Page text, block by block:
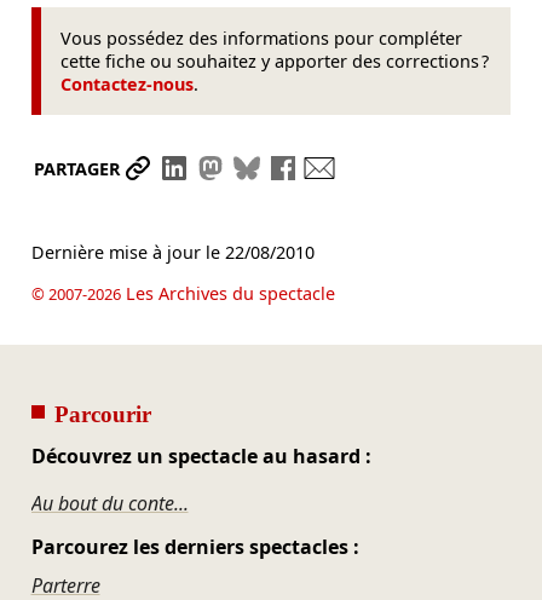
Vous possédez des informations pour compléter
cette fiche ou souhaitez y apporter des corrections ?
Contactez-nous.
PARTAGER Partager le lien
Partager sur LinkedIn
Partager sur Mastodon
Partager sur Bluesky
Partager sur Facebook
Dernière mise à jour le 22/08/2010
© 2007-2026Les Archives du spectacle
Parcourir
Découvrez un spectacle au hasard :
Au bout du conte...
Parcourez les derniers spectacles :
Parterre